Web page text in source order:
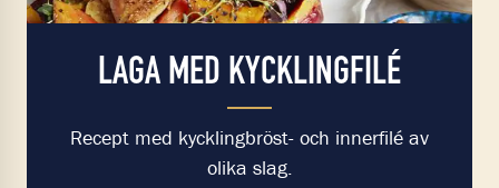
LAGA MED KYCKLINGFILÉ
Recept med kycklingbröst- och innerfilé av
olika slag.